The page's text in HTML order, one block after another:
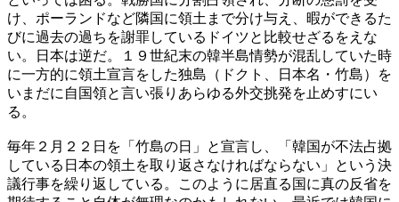
け、ポーランドなど隣国に領土まで分け与え、暇ができるた
びに過去の過ちを謝罪しているドイツと比較せざるをえな
い。日本は逆だ。１９世紀末の韓半島情勢が混乱していた時
に一方的に領土宣言をした独島（ドクト、日本名・竹島）を
いまだに自国領と言い張りあらゆる外交挑発を止めすにい
る。
毎年２月２２日を「竹島の日」と宣言し、「韓国が不法占拠
している日本の領土を取り返さなければならない」という決
議行事を繰り返している。このように居直る国に真の反省を